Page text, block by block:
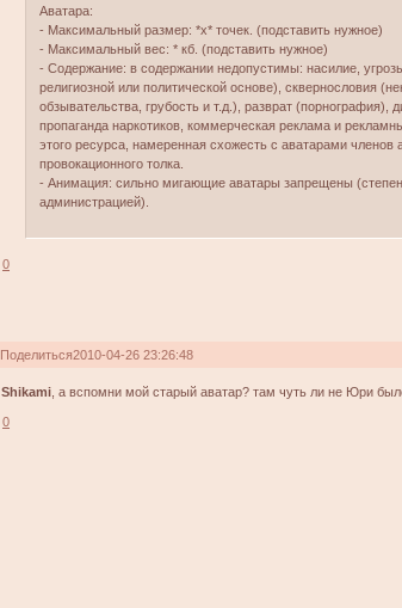
Aватара:
- Максимальный размер: *х* точек. (подставить нужное)
- Максимальный вес: * кб. (подставить нужное)
- Содержание: в содержании недопустимы: насилие,
религиозной или политической основе), сквернословия
обзывательства, грубость и т.д.), разврат (порнография),
пропаганда наркотиков, коммерческая реклама и
этого ресурса, намеренная схожесть с аватарами членов
провокационного толка.
- Анимация: сильно мигающие аватары запрещены
администрацией).
0
Поделиться2010-04-26 23:26:48
Shikami , а вспомни мой старый аватар? там чуть ли не Юри
0